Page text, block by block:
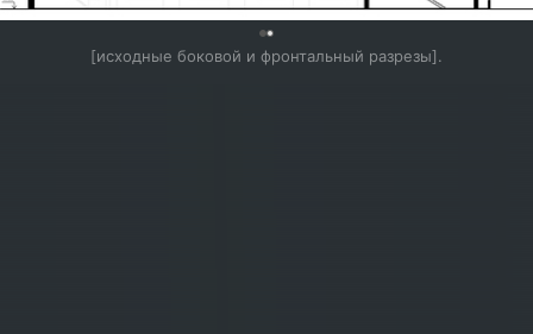
[исходные боковой и фронтальный разрезы].